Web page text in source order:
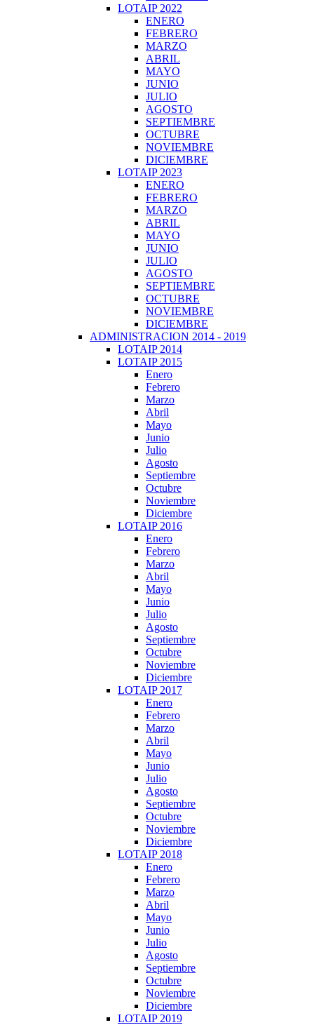
LOTAIP 2022
ENERO
FEBRERO
MARZO
ABRIL
MAYO
JUNIO
JULIO
AGOSTO
SEPTIEMBRE
OCTUBRE
NOVIEMBRE
DICIEMBRE
LOTAIP 2023
ENERO
FEBRERO
MARZO
ABRIL
MAYO
JUNIO
JULIO
AGOSTO
SEPTIEMBRE
OCTUBRE
NOVIEMBRE
DICIEMBRE
ADMINISTRACION 2014 - 2019
LOTAIP 2014
LOTAIP 2015
Enero
Febrero
Marzo
Abril
Mayo
Junio
Julio
Agosto
Septiembre
Octubre
Noviembre
Diciembre
LOTAIP 2016
Enero
Febrero
Marzo
Abril
Mayo
Junio
Julio
Agosto
Septiembre
Octubre
Noviembre
Diciembre
LOTAIP 2017
Enero
Febrero
Marzo
Abril
Mayo
Junio
Julio
Agosto
Septiembre
Octubre
Noviembre
Diciembre
LOTAIP 2018
Enero
Febrero
Marzo
Abril
Mayo
Junio
Julio
Agosto
Septiembre
Octubre
Noviembre
Diciembre
LOTAIP 2019